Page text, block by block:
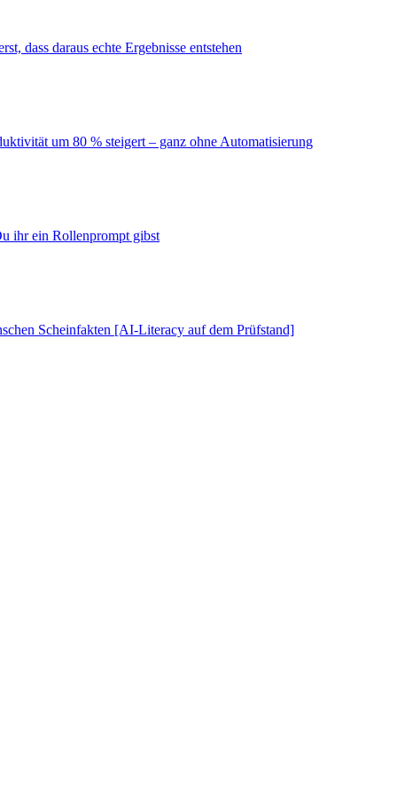
dass daraus echte Ergebnisse entstehen
um 80 % steigert – ganz ohne Automatisierung
ihr ein Rollenprompt gibst
Scheinfakten [AI-Literacy auf dem Prüfstand]